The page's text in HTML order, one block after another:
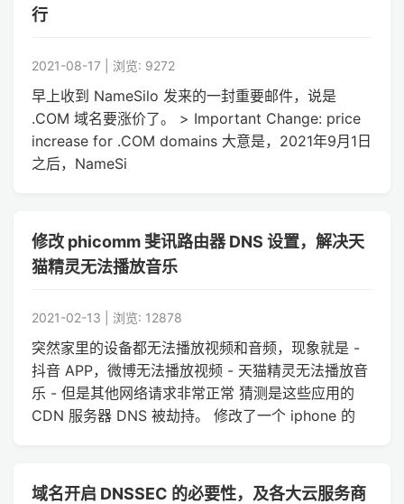
行
2021-08-17 | 浏览: 9272
早上收到 NameSilo 发来的一封重要邮件，说是
.COM 域名要涨价了。 > Important Change: price
increase for .COM domains 大意是，2021年9月1日
之后，NameSi
修改 phicomm 斐讯路由器 DNS 设置，解决天
猫精灵无法播放音乐
2021-02-13 | 浏览: 12878
突然家里的设备都无法播放视频和音频，现象就是 -
抖音 APP，微博无法播放视频 - 天猫精灵无法播放音
乐 - 但是其他网络请求非常正常 猜测是这些应用的
CDN 服务器 DNS 被劫持。 修改了一个 iphone 的
域名开启 DNSSEC 的必要性，及各大云服务商